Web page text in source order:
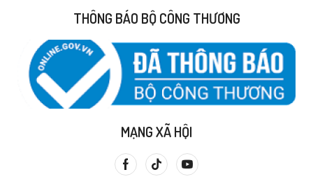
THÔNG BÁO BỘ CÔNG THƯƠNG
MẠNG XÃ HỘI